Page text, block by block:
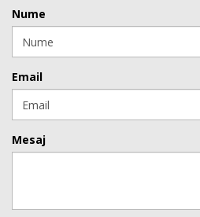
Nume
Email
Mesaj